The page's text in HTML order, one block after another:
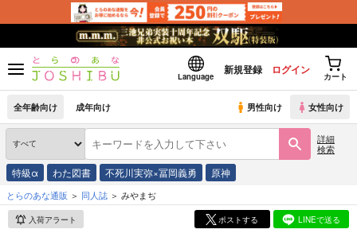
Language
新規登録 ログイン
カート
全年齢向け 成年向け 男性向け 女性向け
詳細
検索
特級α わた図書 不死川実弥×冨岡義勇 原神
とらのあな通販 同人誌 みやまぢ
入荷アラート ポストする LINEで送る